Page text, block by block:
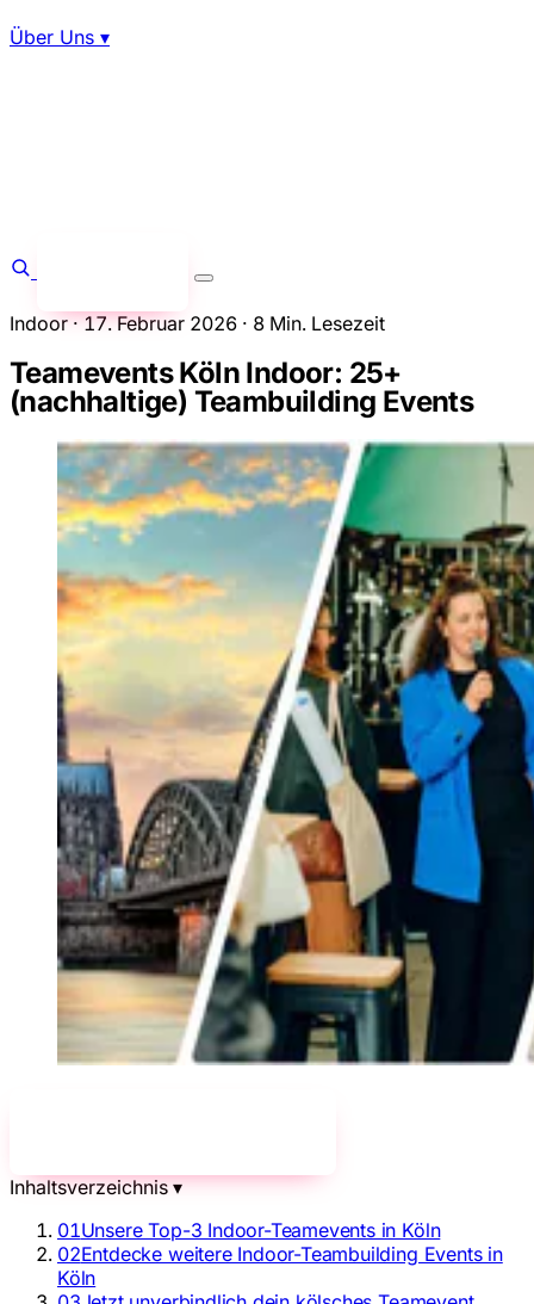
Über Uns ▾
Indoor · 17. Februar 2026 · 8 Min. Lesezeit
Teamevents Köln Indoor: 25+
(nachhaltige) Teambuilding Events
Inhaltsverzeichnis▾
01Unsere Top-3 Indoor-Teamevents in Köln
02Entdecke weitere Indoor-Teambuilding Events in
Köln